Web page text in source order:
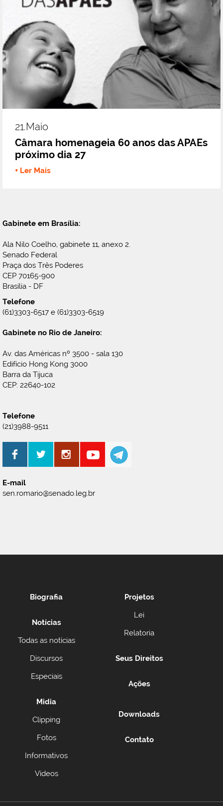
21.maio
Câmara homenageia 60 anos das APAEs
próximo dia 27
+ Ler Mais
Gabinete em Brasília:
Ala Nilo Coelho, gabinete 11, anexo 2.
Senado Federal
Praça dos Três Poderes
CEP 70165-900
Brasília - DF
Telefone
(61)3303-6517 e (61)3303-6519
Gabinete no Rio de Janeiro:
Av. das Américas nº 3500 - sala 130
Edifício Hong Kong 3000
Barra da Tijuca
CEP: 22640-102
Telefone
(21)3988-9511
E-mail
sen.romario@senado.leg.br
Biografia
Notícias
Todas as notícias
Discursos
Especiais
Midia
Clipping
Fotos
Informativos
Vídeos
Projetos
Lei
Relatoria
Seus Direitos
Ações
Downloads
Contato